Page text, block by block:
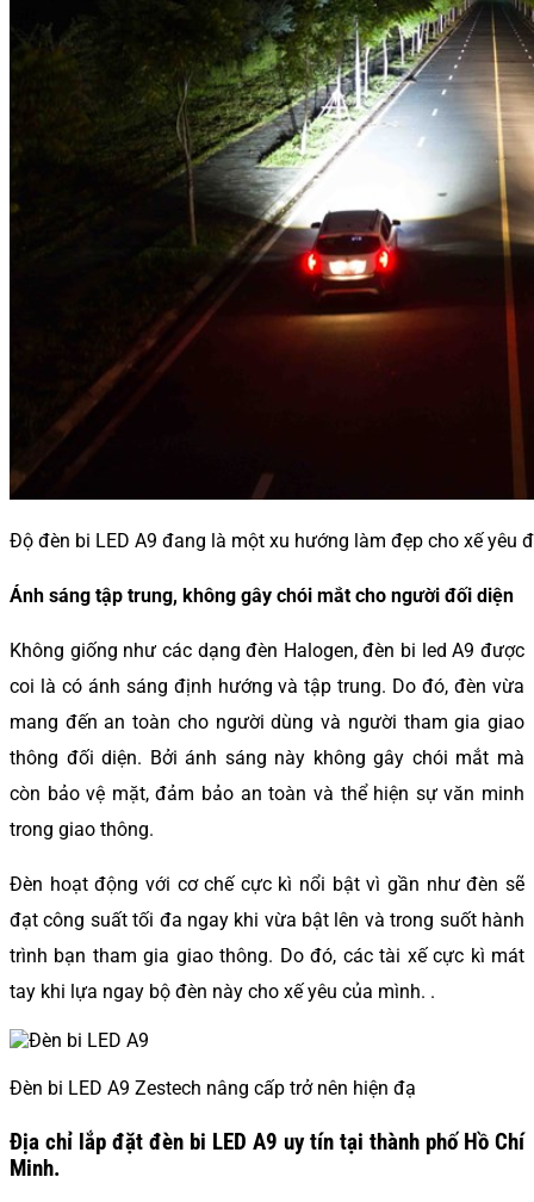
Độ đèn bi LED A9 đang là một xu hướng làm đẹp cho xế yêu
Ánh sáng tập trung, không gây chói mắt cho người đối diện
Không giống như các dạng đèn Halogen, đèn bi led A9 được
coi là có ánh sáng định hướng và tập trung. Do đó, đèn vừa
mang đến an toàn cho người dùng và người tham gia giao
thông đối diện. Bởi ánh sáng này không gây chói mắt mà
còn bảo vệ mặt, đảm bảo an toàn và thể hiện sự văn minh
trong giao thông.
Đèn hoạt động với cơ chế cực kì nổi bật vì gần như đèn sẽ
đạt công suất tối đa ngay khi vừa bật lên và trong suốt hành
trình bạn tham gia giao thông. Do đó, các tài xế cực kì mát
tay khi lựa ngay bộ đèn này cho xế yêu của mình. .
Đèn bi LED A9 Zestech nâng cấp trở nên hiện đạ
Địa chỉ lắp đặt đèn bi LED A9 uy tín tại thành phố Hồ Chí
Minh.